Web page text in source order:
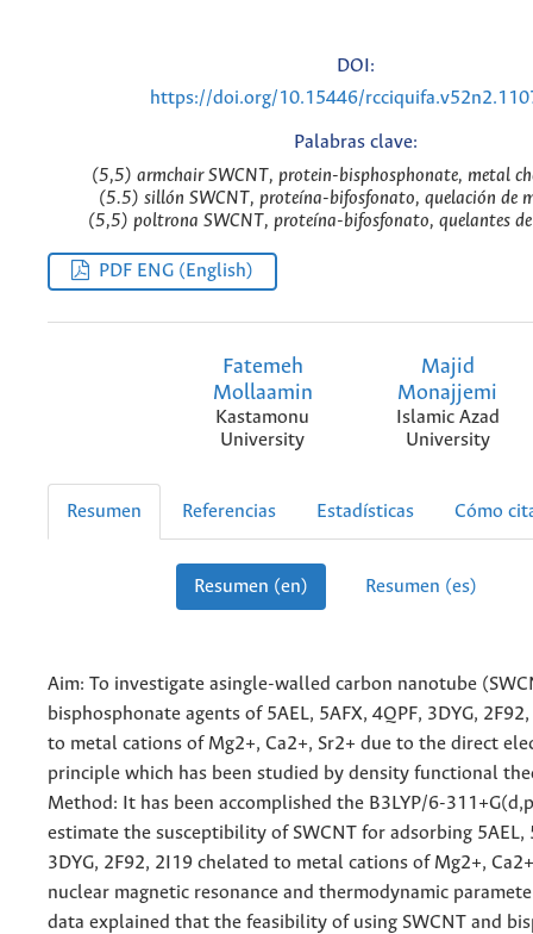
DOI:
https://doi.org/10.15446/
Palabras clave:
(5,5) armchair SWCNT, protein-bisphosphonate, metal
(5.5) sillón SWCNT, proteína-bifosfonato, quelación de
(5,5) poltrona SWCNT, proteína-bifosfonato, quelantes
PDF ENG (English)
Fatemeh
Mollaamin
Kastamonu
University
Majid
Monajjemi
Islamic Azad
University
Resumen Referencias Estadísticas Cómo
Resumen (en) Resumen (es)
Aim: To investigate asingle-walled carbon nanotube
bisphosphonate agents of 5AEL, 5AFX, 4QPF, 3DYG,
to metal cations of Mg2+, Ca2+, Sr2+ due to the direct
principle which has been studied by density functional
Method: It has been accomplished the B3LYP/6-
estimate the susceptibility of SWCNT for adsorbing 5AEL,
3DYG, 2F92, 2I19 chelated to metal cations of Mg2+,
nuclear magnetic resonance and thermodynamic
data explained that the feasibility of using SWCNT and